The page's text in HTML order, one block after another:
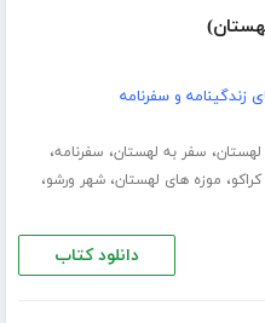
زندگینامه و سفرنامه
، سفر به لهستان، سفرنامه،
، موزه های لهستان،شهر ورشو،
دانلود کتاب